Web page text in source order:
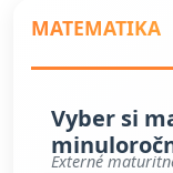
MATEMATIKA
Vyber si
Externé